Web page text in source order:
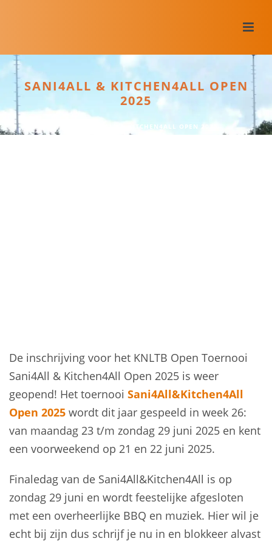
SANI4ALL & KITCHEN4ALL OPEN
2025
HOME SANI4ALL & KITCHEN4ALL OPEN 2025
De inschrijving voor het KNLTB Open Toernooi
Sani4All & Kitchen4All Open 2025 is weer
geopend! Het toernooi Sani4All&Kitchen4All
Open 2025 wordt dit jaar gespeeld in week 26:
van maandag 23 t/m zondag 29 juni 2025 en kent
een voorweekend op 21 en 22 juni 2025.
Finaledag van de Sani4All&Kitchen4All is op
zondag 29 juni en wordt feestelijke afgesloten
met een overheerlijke BBQ en muziek. Hier wil je
echt bij zijn dus schrijf je nu in en blokkeer alvast